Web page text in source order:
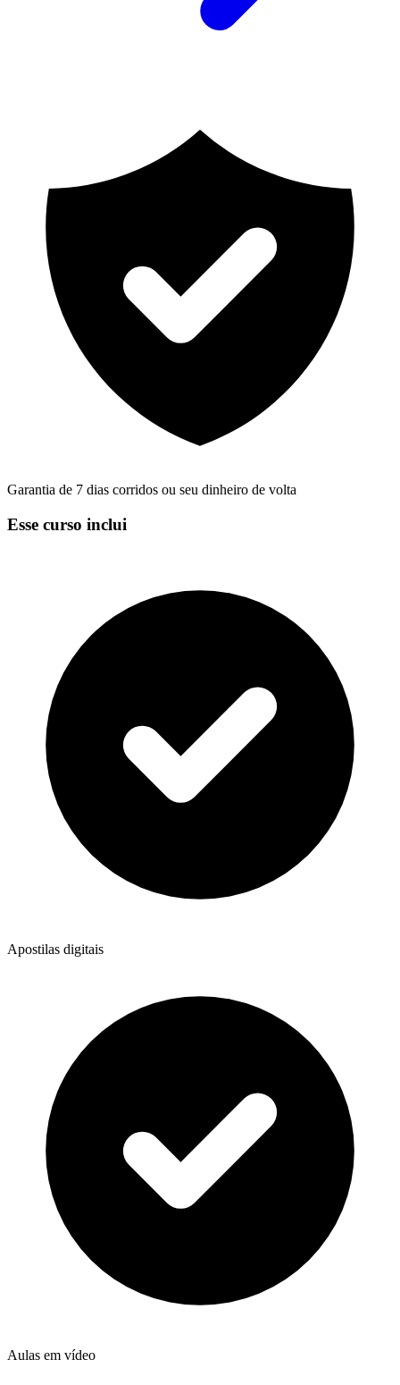
Garantia de 7 dias corridos ou seu dinheiro de volta
Esse curso inclui
Apostilas digitais
Aulas em vídeo